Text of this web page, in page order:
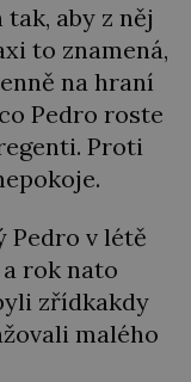
aby z něj
to znamená,
na hraní
Pedro roste
Proti
Pedro v létě
rok nato
zřídkakdy
malého